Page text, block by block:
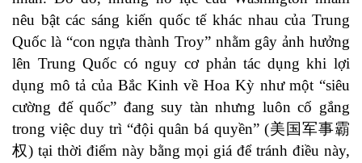
nêu bật các sáng kiến quốc tế khác nhau của Trung
Quốc là “con ngựa thành Troy” nhằm gây ảnh hưởng
lên Trung Quốc có nguy cơ phản tác dụng khi lợi
dụng mô tả của Bắc Kinh về Hoa Kỳ như một “siêu
cường đế quốc” đang suy tàn nhưng luôn cố gắng
trong việcduy trì “đội quân bá quyền” (美国军事霸
权) tại thời điểm này bằng mọi giá để tránh điều này,